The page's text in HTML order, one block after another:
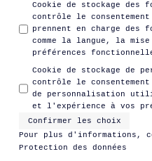
Cookie de stockage des
contrôle le
prennent en charge des
comme la langue, la
préférences
Cookie de stockage de
contrôle le
de personnalisation
et l'expérience à vos
Confirmer les choix
Pour plus d'informations,
Protection des données